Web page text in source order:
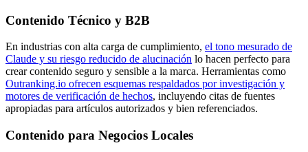
Contenido Técnico y B2B
En industrias con alta carga de cumplimiento, el tono mesurado de
Claude y su riesgo reducido de alucinación lo hacen perfecto para
crear contenido seguro y sensible a la marca. Herramientas como
Outranking.io ofrecen esquemas respaldados por investigación y
motores de verificación de hechos, incluyendo citas de fuentes
apropiadas para artículos autorizados y bien referenciados.
Contenido para Negocios Locales